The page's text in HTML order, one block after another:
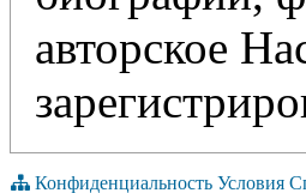
авторское
Конфиденциальность Условия